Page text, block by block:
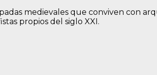
medievales que conviven con
propios del siglo XXI.